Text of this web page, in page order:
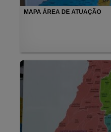
MAPA ÁREA DE ATUAÇÃO